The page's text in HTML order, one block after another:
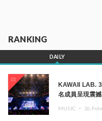
RANKING
DAILY
01
KAWAII LAB.
名成員呈現震
MUSIC ・